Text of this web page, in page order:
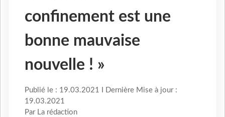
confinement est une
bonne mauvaise
nouvelle ! »
Publié le : 19.03.2021 I Dernière Mise à jour :
19.03.2021
Par La rédaction